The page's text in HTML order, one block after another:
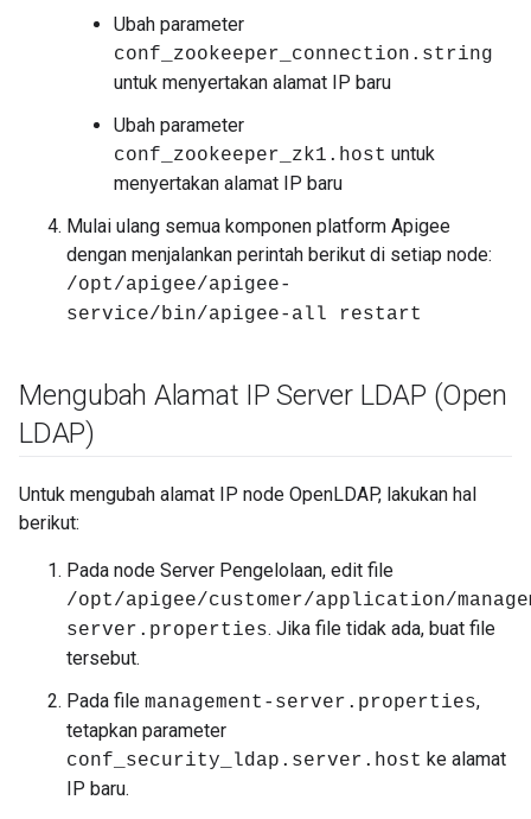
Ubah parameter
conf_zookeeper_connection.string
untuk menyertakan alamat IP baru
Ubah parameter
conf_zookeeper_zk1.host untuk
menyertakan alamat IP baru
Mulai ulang semua komponen platform Apigee
dengan menjalankan perintah berikut di setiap node:
/opt/apigee/apigee-
service/bin/apigee-all restart
Mengubah Alamat IP Server LDAP (Open
LDAP)
Untuk mengubah alamat IP node OpenLDAP, lakukan hal
berikut:
Pada node Server Pengelolaan, edit file
/opt/apigee/customer/application/
server.properties. Jika file tidak ada, buat file
tersebut.
Pada file management-server.properties,
tetapkan parameter
conf_security_ldap.server.host ke alamat
IP baru.